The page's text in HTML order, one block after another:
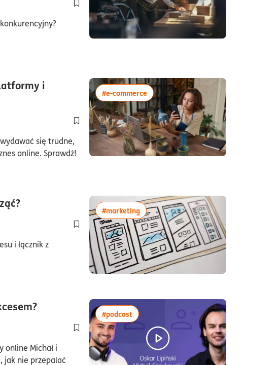
Dodaj do półki/usuń z półki artykuł Jak wypromować sklep
i
Dodaj do półki/usuń z półki artykuł Gdzie sprzedawać
się trudne,
online. Sprawdź!
#e-commercewięcej artykułów z tagiem:#e-
czas czytania10minuty
Dodaj do półki/usuń z półki artykuł Firmowa strona
i łącznik z
#marketingwięcej artykułów z tagiem:#marketing
czas czytania62minuty
Dodaj do półki/usuń z półki artykuł E-commerce – jak zacząć
online Michał i
jak nie przepalać
#podcastwięcej artykułów z tagiem:#podcast